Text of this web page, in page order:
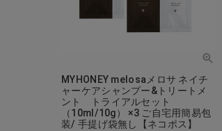
MYHONEY melosaメロサ ネイチ
ャーケアシャンプー&トリートメ
ント トライアルセット
（10ml/10g） ×3 ご自宅用簡易包
装/ 手提げ袋無し【ネコポス】